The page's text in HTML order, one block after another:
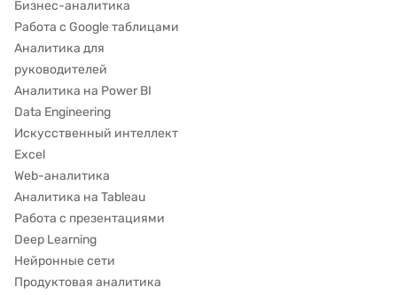
Бизнес-аналитика
Работа с Google таблицами
Аналитика для
руководителей
Аналитика на Power BI
Data Engineering
Искусственный интеллект
Excel
Web-аналитика
Аналитика на Tableau
Работа с презентациями
Deep Learning
Нейронные сети
Продуктовая аналитика